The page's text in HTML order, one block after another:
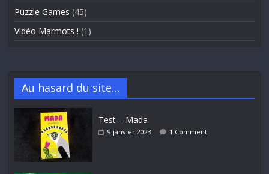
Puzzle Games (45)
Vidéo Marmots ! (1)
Au hasard du site…
Test – Mada
9 janvier 2023 1 Comment